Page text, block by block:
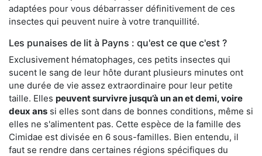
adaptées pour vous débarrasser définitivement de ces
insectes qui peuvent nuire à votre tranquillité.
Les punaises de lit à Payns : qu'est ce que c'est ?
Exclusivement hématophages, ces petits insectes qui
sucent le sang de leur hôte durant plusieurs minutes ont
une durée de vie assez extraordinaire pour leur petite
taille. Elles peuvent survivre jusqu’à un an et demi, voire
deux ans si elles sont dans de bonnes conditions, même si
elles ne s'alimentent pas. Cette espèce de la famille des
Cimidae est divisée en 6 sous-familles. Bien entendu, il
faut se rendre dans certaines régions spécifiques du